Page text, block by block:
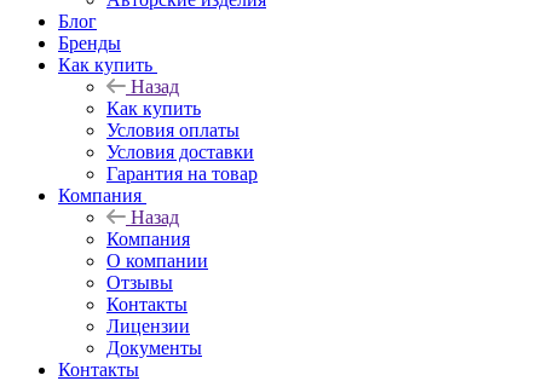
Блог
Бренды
Как купить
Назад
Как купить
Условия оплаты
Условия доставки
Гарантия на товар
Компания
Назад
Компания
О компании
Отзывы
Контакты
Лицензии
Документы
Контакты